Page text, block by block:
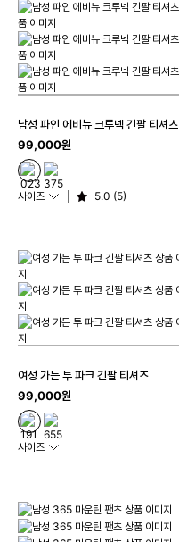
남성 파인 에비뉴 크루넥 긴팔 티셔츠
99,000원
사이즈 5.0 (5)
여성 가든 투 파크 긴팔 티셔츠
99,000원
사이즈